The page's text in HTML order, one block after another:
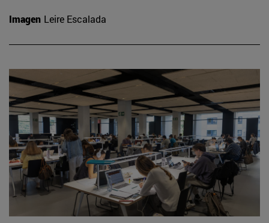
Imagen Leire Escalada